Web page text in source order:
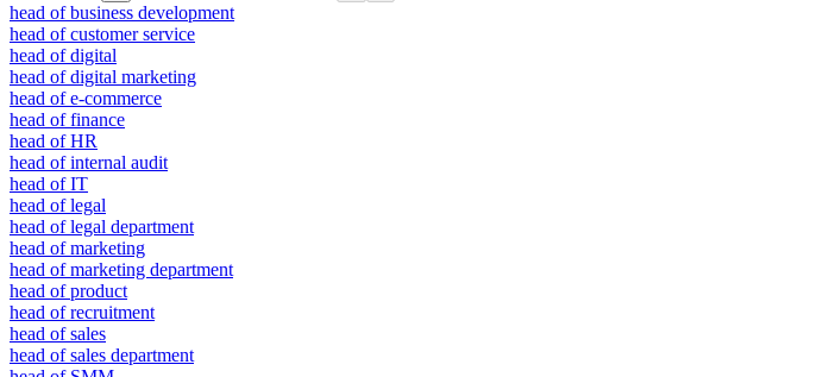
head of business development
head of customer service
head of digital
head of digital marketing
head of e-commerce
head of finance
head of HR
head of internal audit
head of IT
head of legal
head of legal department
head of marketing
head of marketing department
head of product
head of recruitment
head of sales
head of sales department